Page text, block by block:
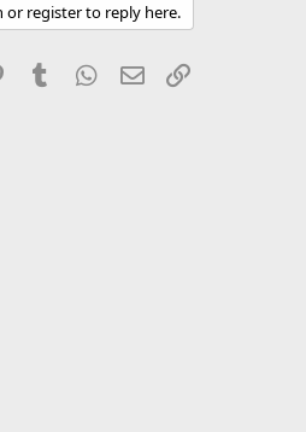
or register to reply here.
PinterestTumblr WhatsApp
Email